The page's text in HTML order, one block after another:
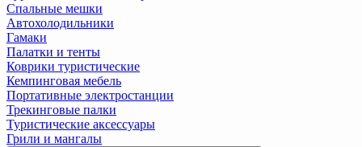
Спальные мешки
Автохолодильники
Гамаки
Палатки и тенты
Коврики туристические
Кемпинговая мебель
Портативные электростанции
Трекинговые палки
Туристические аксессуары
Грили и мангалы